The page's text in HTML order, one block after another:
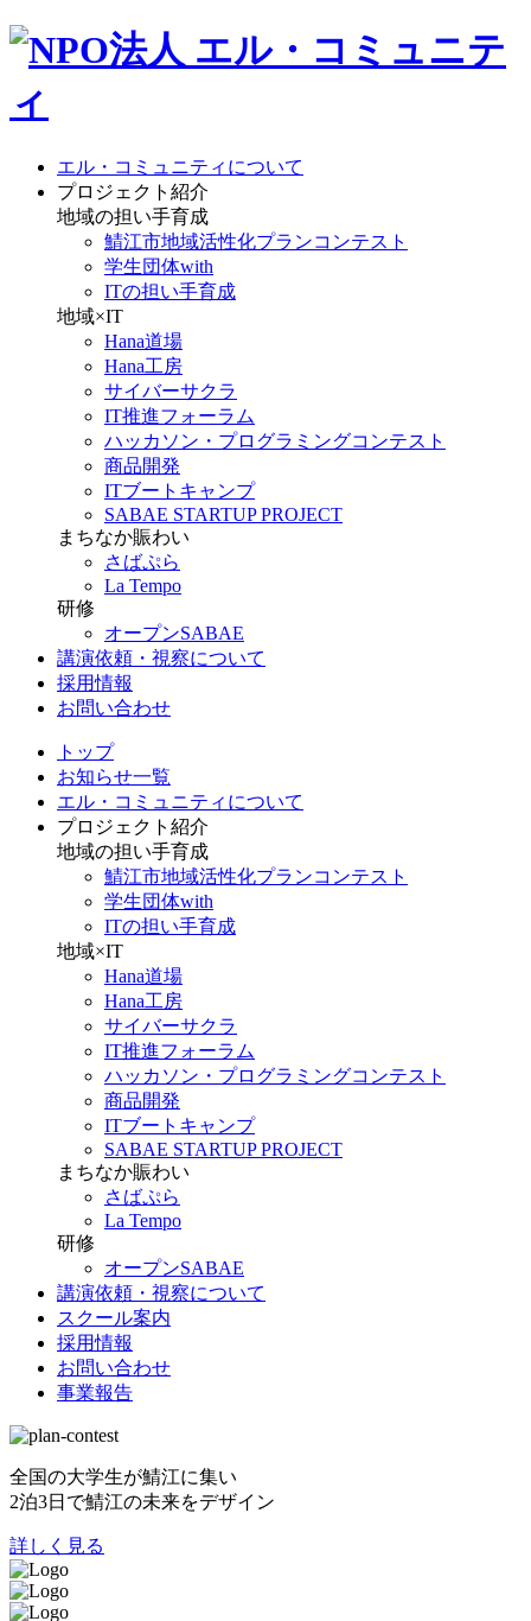
エル・コミュニティについて
プロジェクト紹介
地域の担い手育成
鯖江市地域活性化プランコンテスト
学生団体with
ITの担い手育成
地域×IT
Hana道場
Hana工房
サイバーサクラ
IT推進フォーラム
ハッカソン・プログラミングコンテスト
商品開発
ITブートキャンプ
SABAE STARTUP PROJECT
まちなか賑わい
さばぷら
La Tempo
研修
オープンSABAE
講演依頼・視察について
採用情報
お問い合わせ
トップ
お知らせ一覧
エル・コミュニティについて
プロジェクト紹介
地域の担い手育成
鯖江市地域活性化プランコンテスト
学生団体with
ITの担い手育成
地域×IT
Hana道場
Hana工房
サイバーサクラ
IT推進フォーラム
ハッカソン・プログラミングコンテスト
商品開発
ITブートキャンプ
SABAE STARTUP PROJECT
まちなか賑わい
さばぷら
La Tempo
研修
オープンSABAE
講演依頼・視察について
スクール案内
採用情報
お問い合わせ
事業報告
全国の大学生が鯖江に集い
2泊3日で鯖江の未来をデザイン
詳しく見る